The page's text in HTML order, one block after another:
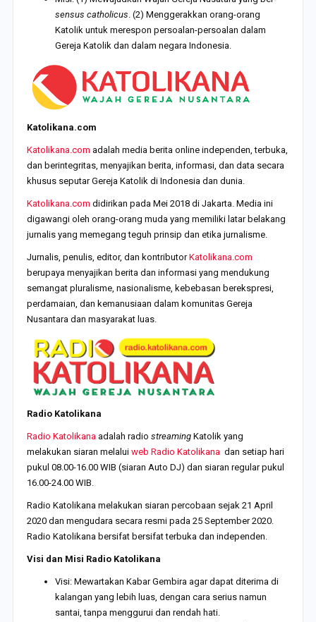
sensus catholicus. (2) Menggerakkan orang-orang
Katolik untuk merespon persoalan-persoalan dalam
Gereja Katolik dan dalam negara Indonesia.
Katolikana.com
Katolikana.com adalah media berita online independen, terbuka,
dan berintegritas, menyajikan berita, informasi, dan data secara
khusus seputar Gereja Katolik di Indonesia dan dunia.
Katolikana.com didirikan pada Mei 2018 di Jakarta. Media ini
digawangi oleh orang-orang muda yang memiliki latar belakang
jurnalis yang memegang teguh prinsip dan etika jurnalisme.
Jurnalis, penulis, editor, dan kontributorKatolikana.com
berupaya menyajikan berita dan informasi yang mendukung
semangat pluralisme, nasionalisme, kebebasan berekspresi,
perdamaian, dan kemanusiaan dalam komunitas Gereja
Nusantara dan masyarakat luas.
Radio Katolikana
Radio Katolikana adalah radio streaming Katolik yang
melakukan siaran melalui web Radio Katolikana dan setiap hari
pukul 08.00-16.00 WIB (siaran Auto DJ) dan siaran regular pukul
16.00-24.00 WIB.
Radio Katolikana melakukan siaran percobaan sejak 21 April
2020 dan mengudara secara resmi pada 25 September 2020.
Radio Katolikana bersifat bersifat terbuka dan independen.
Visi dan Misi Radio Katolikana
Visi: Mewartakan Kabar Gembira agar dapat diterima di
kalangan yang lebih luas, dengan cara serius namun
santai, tanpa menggurui dan rendah hati.